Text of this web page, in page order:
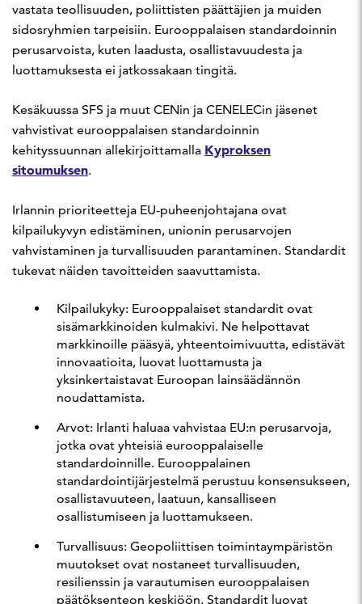
vastata teollisuuden, poliittisten päättäjien ja muiden
sidosryhmien tarpeisiin. Eurooppalaisen standardoinnin
perusarvoista, kuten laadusta, osallistavuudesta ja
luottamuksesta ei jatkossakaan tingitä.
Kesäkuussa SFS ja muut CENin ja CENELECin jäsenet
vahvistivat eurooppalaisen standardoinnin
kehityssuunnan allekirjoittamalla Kyproksen
sitoumuksen.
Irlannin prioriteetteja EU-puheenjohtajana ovat
kilpailukyvyn edistäminen, unionin perusarvojen
vahvistaminen ja turvallisuuden parantaminen. Standardit
tukevat näiden tavoitteiden saavuttamista.
Kilpailukyky: Eurooppalaiset standardit ovat
sisämarkkinoiden kulmakivi. Ne helpottavat
markkinoille pääsyä, yhteentoimivuutta, edistävät
innovaatioita, luovat luottamusta ja
yksinkertaistavat Euroopan lainsäädännön
noudattamista.
Arvot: Irlanti haluaa vahvistaa EU:n perusarvoja,
jotka ovat yhteisiä eurooppalaiselle
standardoinnille. Eurooppalainen
standardointijärjestelmä perustuu konsensukseen,
osallistavuuteen, laatuun, kansalliseen
osallistumiseen ja luottamukseen.
Turvallisuus: Geopoliittisen toimintaympäristön
muutokset ovat nostaneet turvallisuuden,
resilienssin ja varautumisen eurooppalaisen
päätöksenteon keskiöön. Standardit luovat